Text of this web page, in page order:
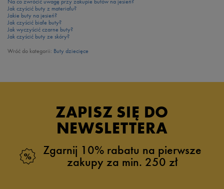
Jak czyścić buty z materiału?
Jakie buty na jesień?
Jak czyścić białe buty?
Jak wyczyścić czarne buty?
Jak czyścić buty ze skóry?
Wróć do kategorii: Buty dziecięce
ZAPISZ SIĘ DO
NEWSLETTERA
Zgarnij 10% rabatu na pierwsze
zakupy za min. 250 zł